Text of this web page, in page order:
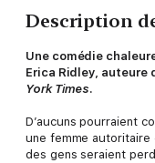
Description
Une comédie
Erica Ridley, auteure
York Times.
D’aucuns pourraient
une femme autoritaire
des gens seraient